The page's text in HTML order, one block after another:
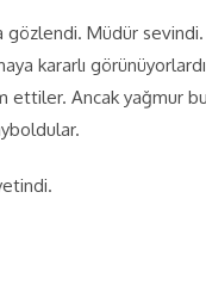
gözlendi. Müdür
kararlı
ettiler. Ancak yağmur